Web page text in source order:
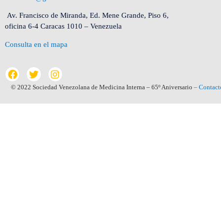
Av. Francisco de Miranda, Ed. Mene Grande, Piso 6,
oficina 6-4 Caracas 1010 – Venezuela
Consulta en el mapa
© 2022 Sociedad Venezolana de Medicina Interna – 65º Aniversario –